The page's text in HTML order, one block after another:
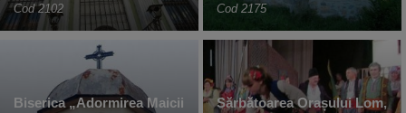
Cod 2102 Cod 2175
Biserica „Adormirea Maicii
Sărbătoarea Orașului Lom,